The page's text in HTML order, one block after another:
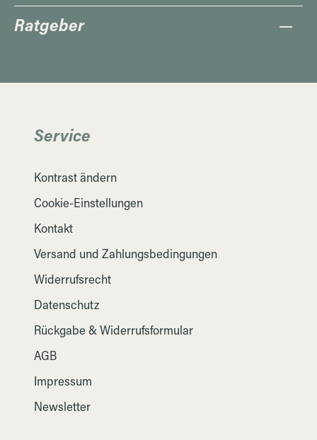
Ratgeber
Service
Kontrast ändern
Cookie-Einstellungen
Kontakt
Versand und Zahlungsbedingungen
Widerrufsrecht
Datenschutz
Rückgabe & Widerrufsformular
AGB
Impressum
Newsletter